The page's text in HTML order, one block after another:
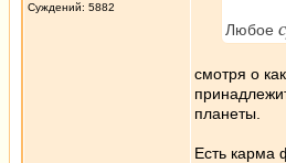
Суждений: 5882
Любое
смотря о
планеты.
Есть карма